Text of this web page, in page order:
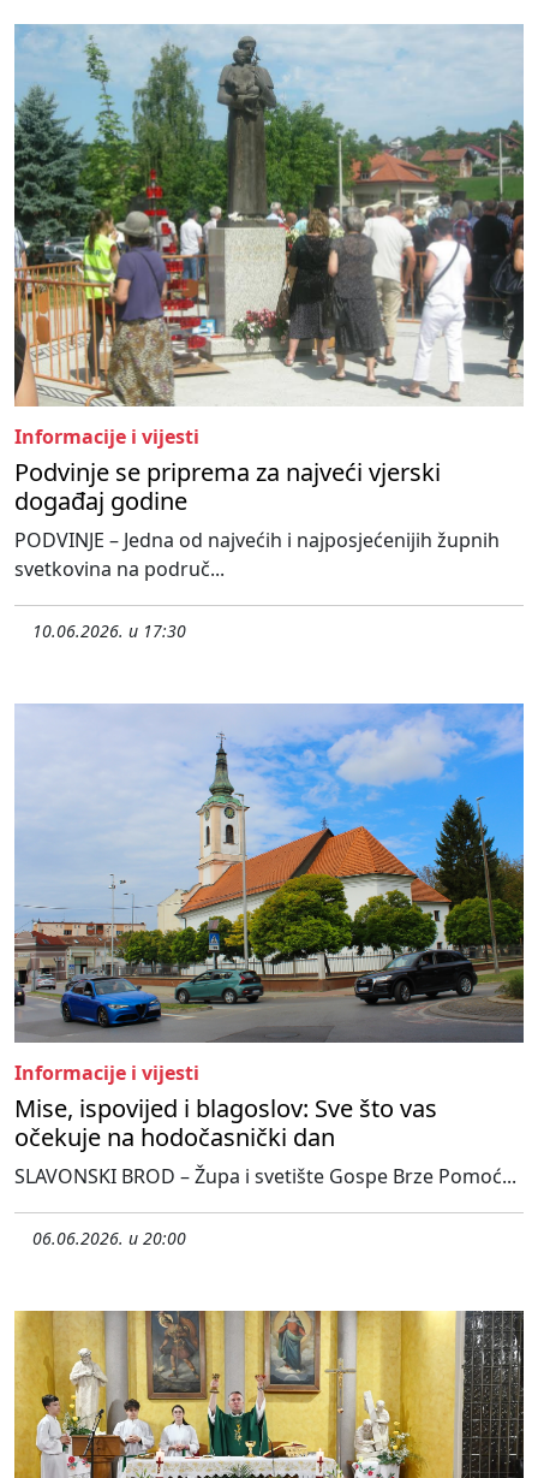
Informacije i vijesti
Podvinje se priprema za najveći vjerski
događaj godine
PODVINJE – Jedna od najvećih i najposjećenijih župnih
svetkovina na područ...
10.06.2026. u 17:30
Informacije i vijesti
Mise, ispovijed i blagoslov: Sve što vas
očekuje na hodočasnički dan
SLAVONSKI BROD – Župa i svetište Gospe Brze Pomoć...
06.06.2026. u 20:00